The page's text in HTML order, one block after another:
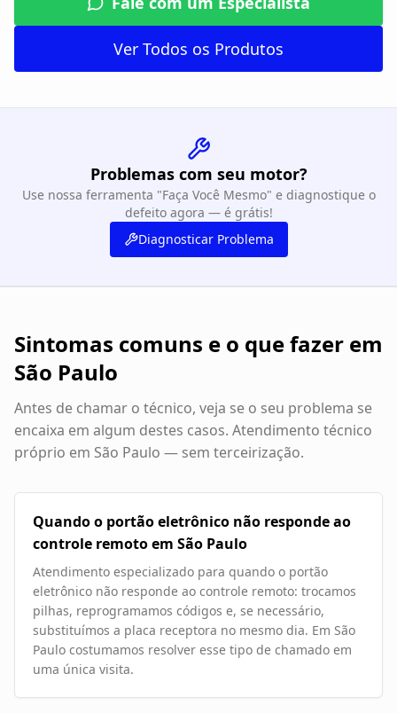
Ver Todos os Produtos
Problemas com seu motor?
Use nossa ferramenta "Faça Você Mesmo" e diagnostique o
defeito agora — é grátis!
Diagnosticar Problema
Sintomas comuns e o que fazer em
São Paulo
Antes de chamar o técnico, veja se o seu problema se
encaixa em algum destes casos. Atendimento técnico
próprio em São Paulo — sem terceirização.
Quando o portão eletrônico não responde ao
controle remoto em São Paulo
Atendimento especializado para quando o portão
eletrônico não responde ao controle remoto: trocamos
pilhas, reprogramamos códigos e, se necessário,
substituímos a placa receptora no mesmo dia. Em São
Paulo costumamos resolver esse tipo de chamado em
uma única visita.